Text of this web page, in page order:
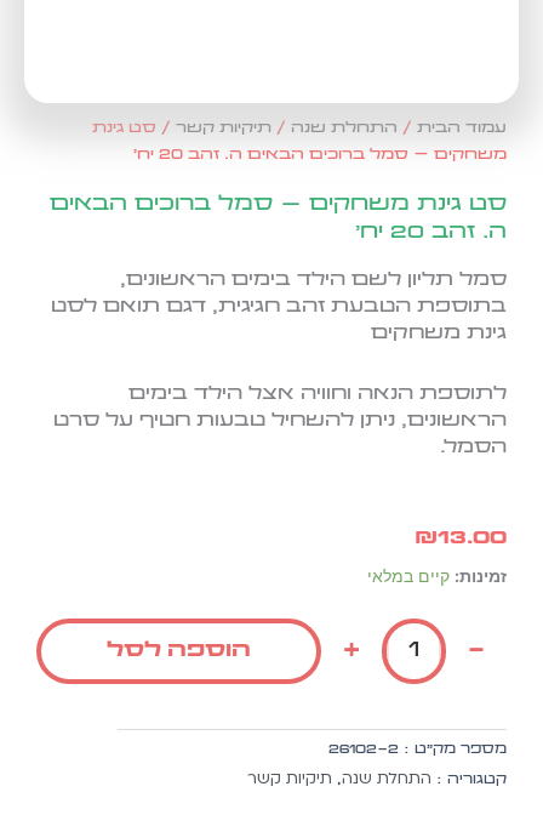
עמוד הבית/התחלת שנה/ תיקיות קשר/ סט גינת
משחקים – סמל ברוכים הבאים ה. זהב 20 יח'
סט גינת משחקים – סמל ברוכים הבאים
ה. זהב 20 יח'
סמל תליון לשם הילד בימים הראשונים,
בתוספת הטבעת זהב חגיגית, דגם תואם לסט
גינת משחקים
לתוספת הנאה וחוויה אצל הילד בימים
הראשונים, ניתן להשחיל טבעות חטיף על סרט
הסמל.
₪13.00
זמינות: קיים במלאי
כמות
גינת
משחקים
סמל
ברוכים
הבאים
הוספה לסל
מספר מק״ט :26102-2
קטגוריה : התחלת שנה,תיקיות קשר